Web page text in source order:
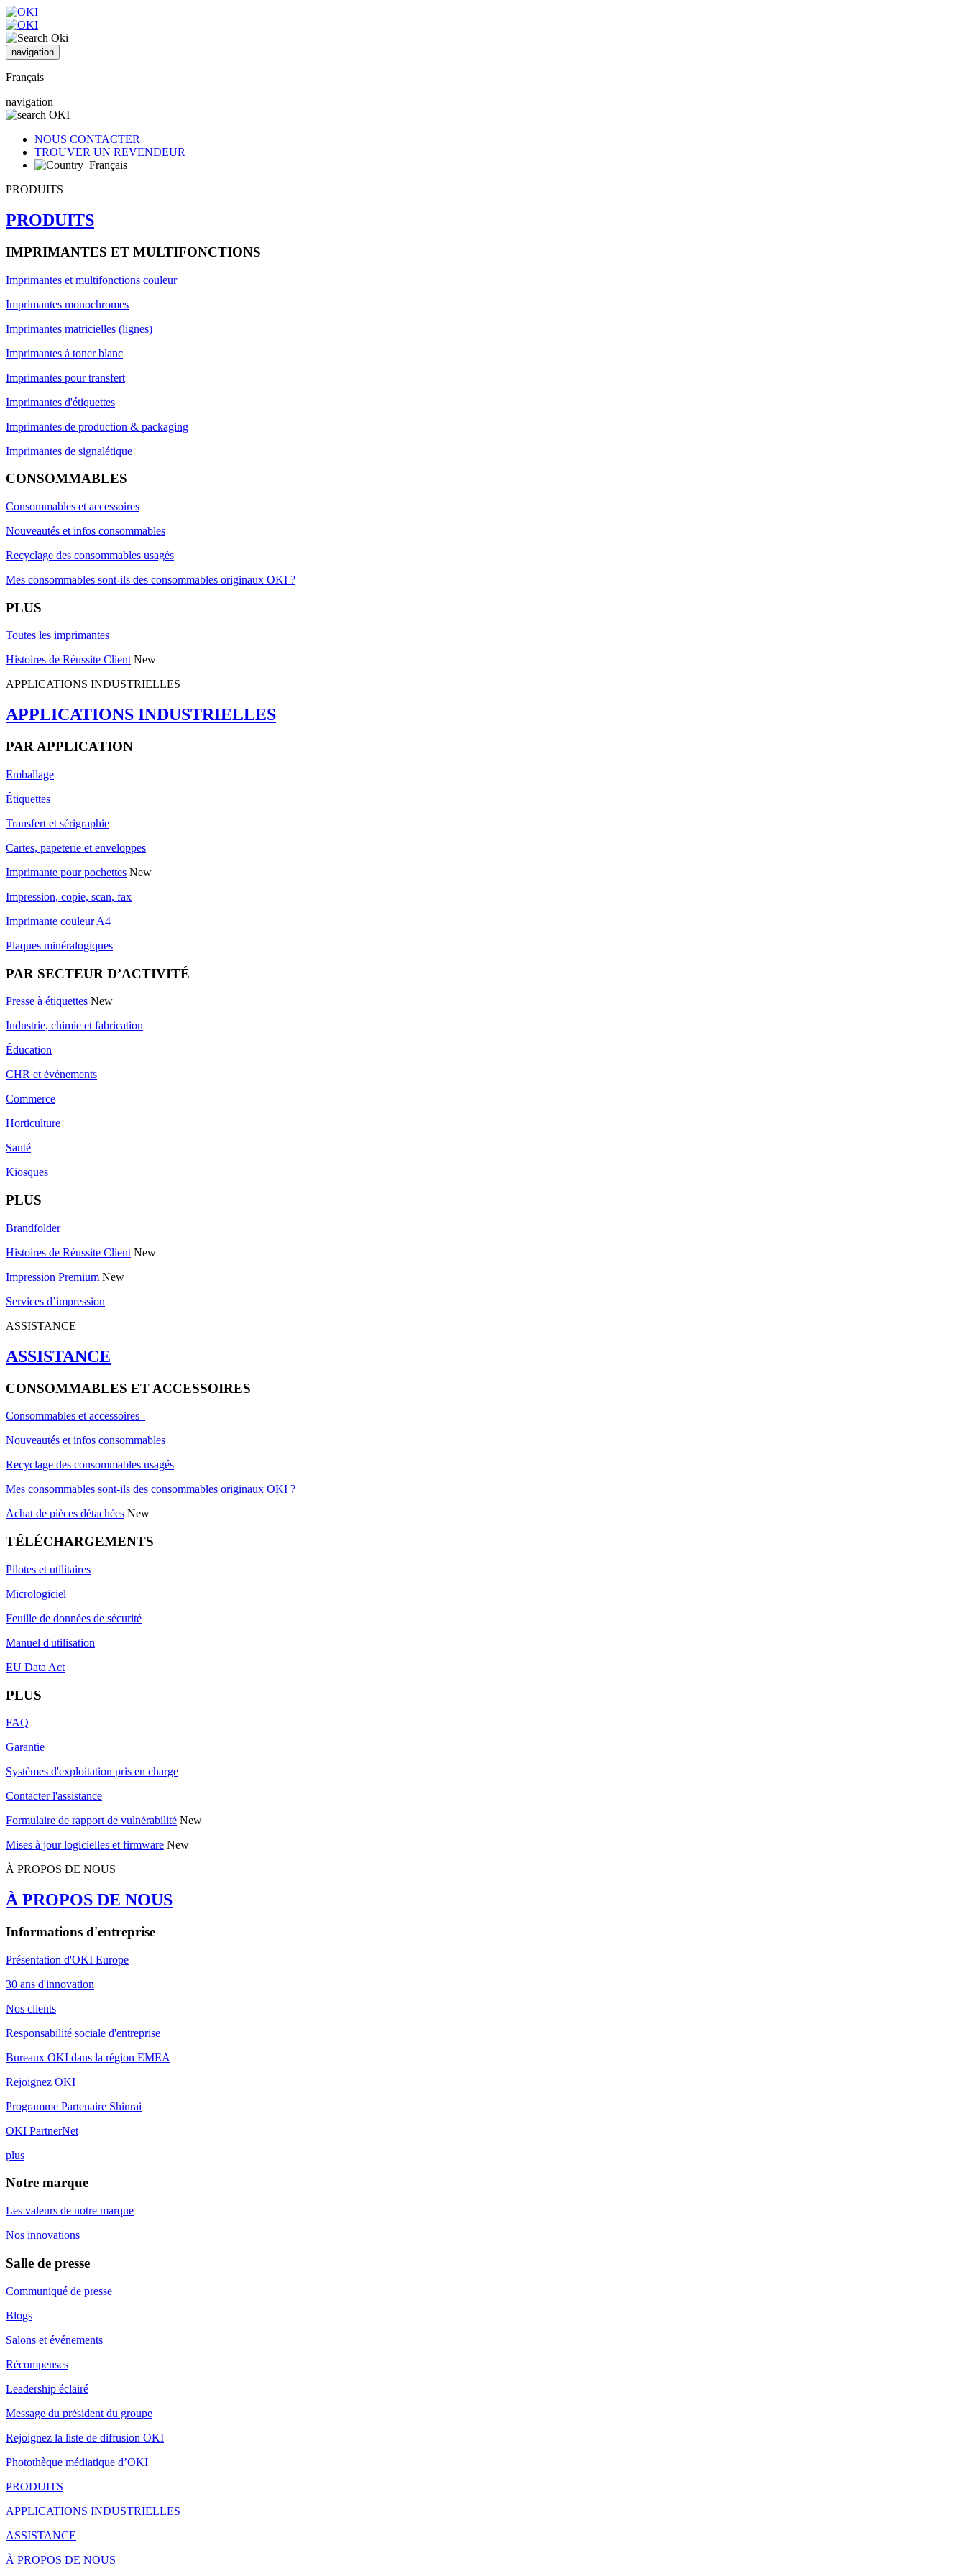
navigation
Français
navigation
NOUS CONTACTER
TROUVER UN REVENDEUR
Français
PRODUITS
PRODUITS
IMPRIMANTES ET MULTIFONCTIONS
Imprimantes et multifonctions couleur
Imprimantes monochromes
Imprimantes matricielles (lignes)
Imprimantes à toner blanc
Imprimantes pour transfert
Imprimantes d'étiquettes
Imprimantes de production & packaging
Imprimantes de signalétique
CONSOMMABLES
Consommables et accessoires
Nouveautés et infos consommables
Recyclage des consommables usagés
Mes consommables sont-ils des consommables originaux OKI ?
PLUS
Toutes les imprimantes
Histoires de Réussite Client New
APPLICATIONS INDUSTRIELLES
APPLICATIONS INDUSTRIELLES
PAR APPLICATION
Emballage
Étiquettes
Transfert et sérigraphie
Cartes, papeterie et enveloppes
Imprimante pour pochettes New
Impression, copie, scan, fax
Imprimante couleur A4
Plaques minéralogiques
PAR SECTEUR D’ACTIVITÉ
Presse à étiquettes New
Industrie, chimie et fabrication
Éducation
CHR et événements
Commerce
Horticulture
Santé
Kiosques
PLUS
Brandfolder
Histoires de Réussite Client New
Impression Premium New
Services d’impression
ASSISTANCE
ASSISTANCE
CONSOMMABLES ET ACCESSOIRES
Consommables et accessoires
Nouveautés et infos consommables
Recyclage des consommables usagés
Mes consommables sont-ils des consommables originaux OKI ?
Achat de pièces détachées New
TÉLÉCHARGEMENTS
Pilotes et utilitaires
Micrologiciel
Feuille de données de sécurité
Manuel d'utilisation
EU Data Act
PLUS
FAQ
Garantie
Systèmes d'exploitation pris en charge
Contacter l'assistance
Formulaire de rapport de vulnérabilité New
Mises à jour logicielles et firmware New
À PROPOS DE NOUS
À PROPOS DE NOUS
Informations d'entreprise
Présentation d'OKI Europe
30 ans d'innovation
Nos clients
Responsabilité sociale d'entreprise
Bureaux OKI dans la région EMEA
Rejoignez OKI
Programme Partenaire Shinrai
OKI PartnerNet
plus
Notre marque
Les valeurs de notre marque
Nos innovations
Salle de presse
Communiqué de presse
Blogs
Salons et événements
Récompenses
Leadership éclairé
Message du président du groupe
Rejoignez la liste de diffusion OKI
Photothèque médiatique d’OKI
PRODUITS
APPLICATIONS INDUSTRIELLES
ASSISTANCE
À PROPOS DE NOUS